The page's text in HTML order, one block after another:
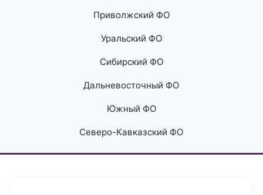
Приволжский ФО
Уральский ФО
Сибирский ФО
Дальневосточный ФО
Южный ФО
Северо-Кавказский ФО